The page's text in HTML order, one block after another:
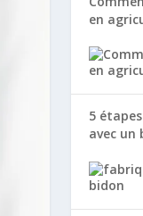
en
5
avec un